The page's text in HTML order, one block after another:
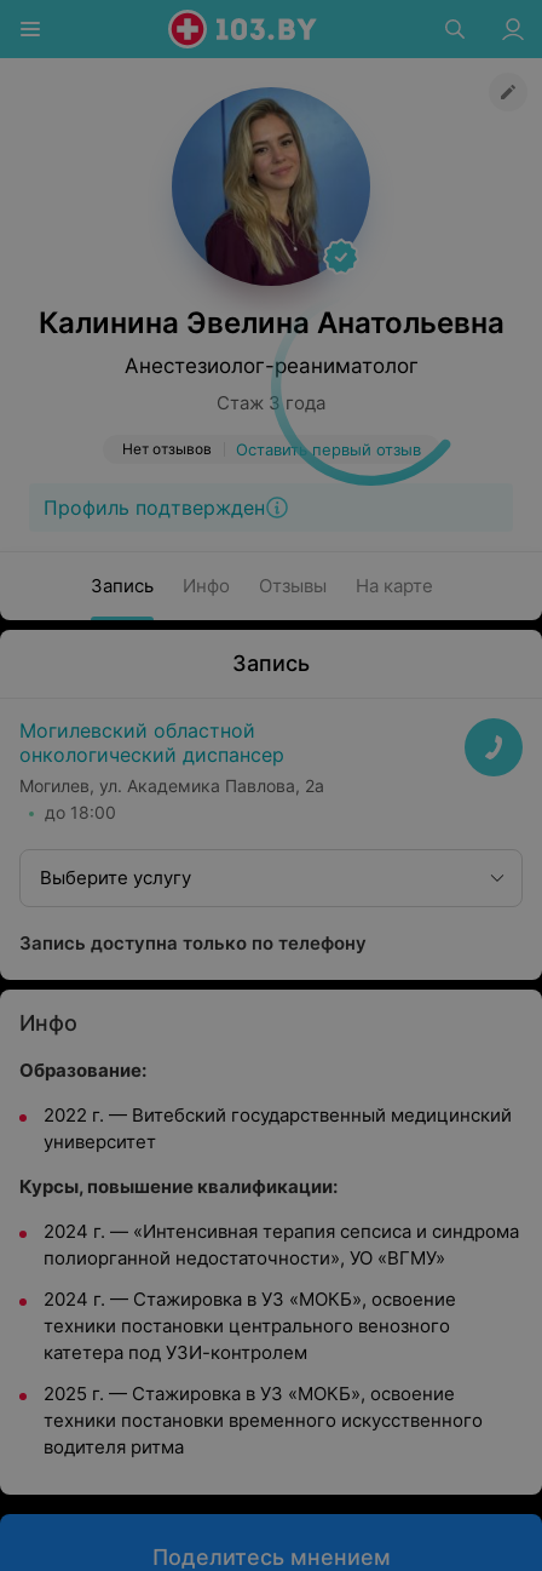
Калинина Эвелина Анатольевна
Анестезиолог-реаниматолог
Стаж 3 года
Нет отзывов Оставить первый отзыв
Профиль подтвержден
Запись Инфо Отзывы На карте
Запись
Могилевский областной
онкологический диспансер
Могилев, ул. Академика Павлова, 2а
до 18:00
Выберите услугу
Запись доступна только по телефону
Инфо
Образование:
2022 г. — Витебский государственный медицинский
университет
Курсы, повышение квалификации:
2024 г. — «Интенсивная терапия сепсиса и синдрома
полиорганной недостаточности», УО «ВГМУ»
2024 г. — Стажировка в УЗ «МОКБ», освоение
техники постановки центрального венозного
катетера под УЗИ-контролем
2025 г. — Стажировка в УЗ «МОКБ», освоение
техники постановки временного искусственного
водителя ритма
Поделитесь мнением